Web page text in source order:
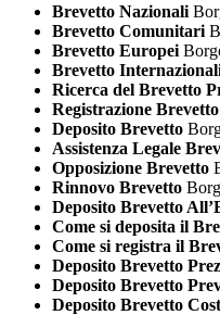
Brevetto Nazionali
Brevetto Comunitari
Brevetto Europei
Brevetto
Ricerca del Brevetto
Registrazione Brevetto
Deposito Brevetto
Assistenza Legale
Opposizione Brevetto
Rinnovo Brevetto
Deposito Brevetto
Come si deposita il
Come si registra il
Deposito Brevetto
Deposito Brevetto
Deposito Brevetto